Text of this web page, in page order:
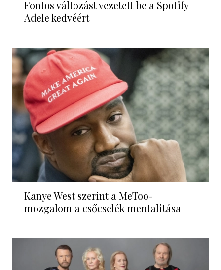
Fontos változást vezetett be a Spotify
Adele kedvéért
Kanye West szerint a MeToo-
mozgalom a csőcselék mentalitása